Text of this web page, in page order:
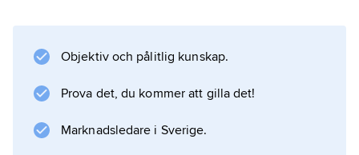
Objektiv och pålitlig kunskap.
Prova det, du kommer att gilla det!
Marknadsledare i Sverige.